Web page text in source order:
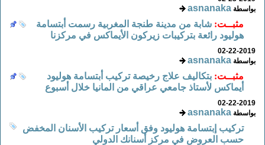
بواسطةasnanaka
مثبــت: شابة من مدينة طنجة المغربية رسمت أبتسامة
هوليود رائعة بتركيبات زيركون الأيماكس في مركزنا
02-22-2019
بواسطةasnanaka
مثبــت: بتكاليف علاج رخيصة تركيب أبتسامة هوليود
أيماكس لأستاذ جامعي عراقي من المانيا خلال أسبوع
02-22-2019
بواسطةasnanaka
تركيب إبتسامة هوليود وفق أسعار تركيب الأسنان المخفض
حسب العروض في مركز أسنانك الدولي